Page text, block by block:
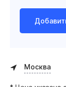
Москва